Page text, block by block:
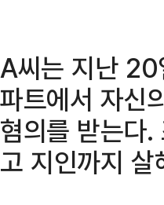
A씨는 지난
파트에서 자신
혐의를 받는다
고 지인까지